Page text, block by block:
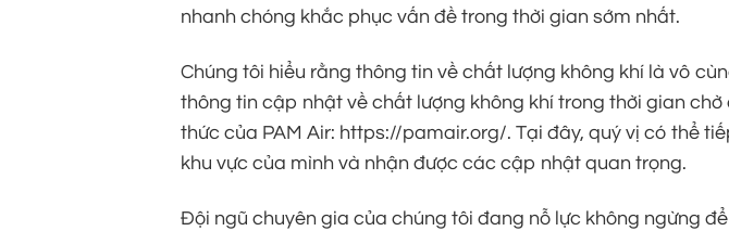
nhanh chóng khắc phục vấn đề trong thời gian sớm nhất.
Chúng tôi hiểu rằng thông tin về chất lượng không khí là vô
thông tin cập nhật về chất lượng không khí trong thời gian
thức của PAM Air: https://pamair.org/. Tại đây, quý vị có thể
khu vực của mình và nhận được các cập nhật quan trọng.
Đội ngũ chuyên gia của chúng tôi đang nỗ lực không ngừng